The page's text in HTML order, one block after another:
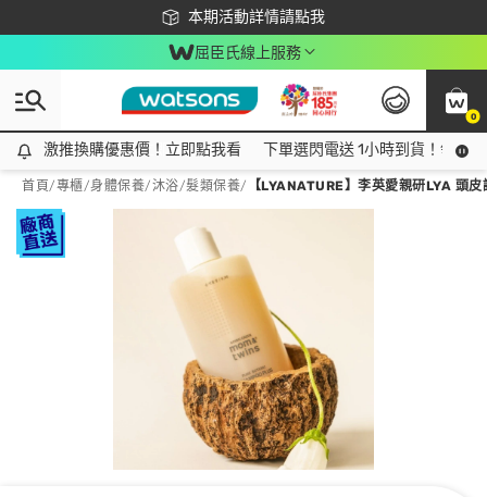
本期活動詳情請點我
下載app最高回饋$350
屈臣氏線上服務
0
激推換購優惠價！立即點我看
激推換購優惠價！立即點我看 下單選閃電送 1小時到貨！領神
首頁/專櫃/身體保養/沐浴/髮類保養/ 【LYANATURE】李英愛親研LYA 頭